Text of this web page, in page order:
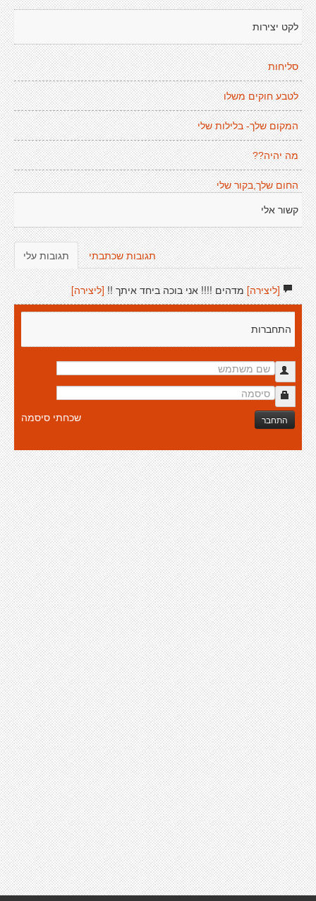
לקט יצירות
סליחות
לטבע חוקים משלו
המקום שלך- בלילות שלי
מה יהיה??
החום שלך,בקור שלי
קשור אלי
תגובות עלי תגובות שכתבתי
[ליצירה]מדהים !!!! אני בוכה ביחד איתך !! [ליצירה]
התחברות
התחבר שכחתי סיסמה